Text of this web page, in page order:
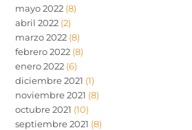
mayo 2022 (8)
abril 2022 (2)
marzo 2022 (8)
febrero 2022 (8)
enero 2022 (6)
diciembre 2021 (1)
noviembre 2021 (8)
octubre 2021 (10)
septiembre 2021 (8)